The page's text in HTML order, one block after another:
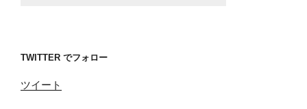
TWITTER でフォロー
ツイート